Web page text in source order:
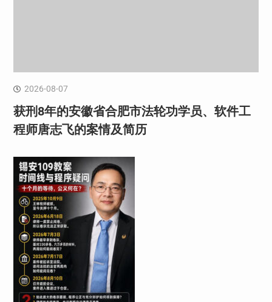
2026-08-07
获刑8年的安徽省合肥市法轮功学员、软件工
程师唐志飞的案情及简历